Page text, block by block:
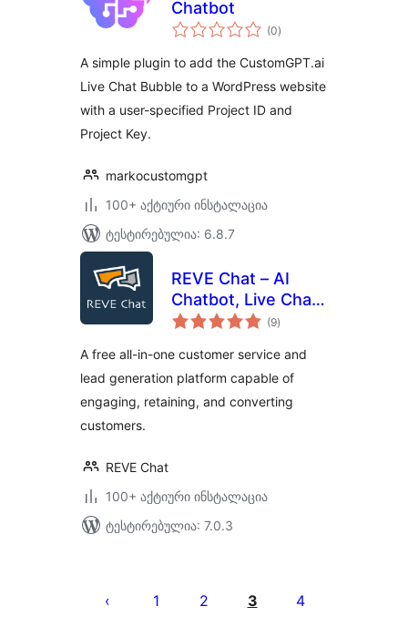
Chatbot
(0საერთო
რეიტინგი
)
A simple plugin to add the CustomGPT.ai
Live Chat Bubble to a WordPress website
with a user-specified Project ID and
Project Key.
markocustomgpt
100+ აქტიური ინსტალაცია
ტესტირებულია: 6.8.7
REVE Chat – AI
Chatbot, Live Chat,
Helpdesk,
(9საერთო
რეიტინგი
)
A free all-in-one customer service and
lead generation platform capable of
engaging, retaining, and converting
customers.
REVE Chat
100+ აქტიური ინსტალაცია
ტესტირებულია: 7.0.3
გვერდებათ
1 2 3 4